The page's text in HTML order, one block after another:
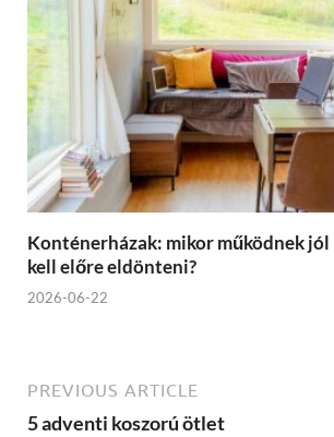
Konténerházak: mikor működnek
kell előre eldönteni?
2026-06-22
PREVIOUS ARTICLE
5 adventi koszorú ötlet